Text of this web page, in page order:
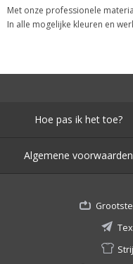
Met onze professionele
In alle mogelijke kleuren en
Hoe pas ik het toe?
Algemene voorwaarden
Grootste